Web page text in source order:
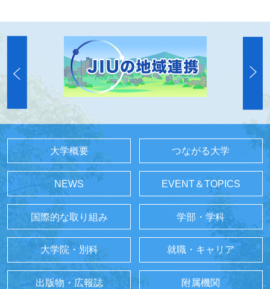
大学概要 つながる大学
NEWS EVENT＆TOPICS
国際的な取り組み 学部・学科
大学院・別科 就職・キャリア
出版物・広報誌 附属機関